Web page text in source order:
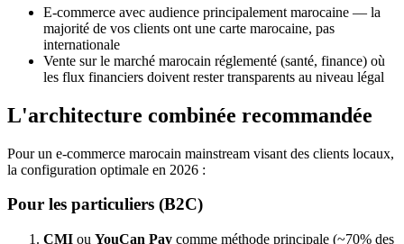
E-commerce avec audience principalement marocaine — la
majorité de vos clients ont une carte marocaine, pas
internationale
Vente sur le marché marocain réglementé (santé, finance) où
les flux financiers doivent rester transparents au niveau légal
L'architecture combinée recommandée
Pour un e-commerce marocain mainstream visant des clients locaux,
la configuration optimale en 2026 :
Pour les particuliers (B2C)
CMI ou YouCan Pay comme méthode principale (~70% des